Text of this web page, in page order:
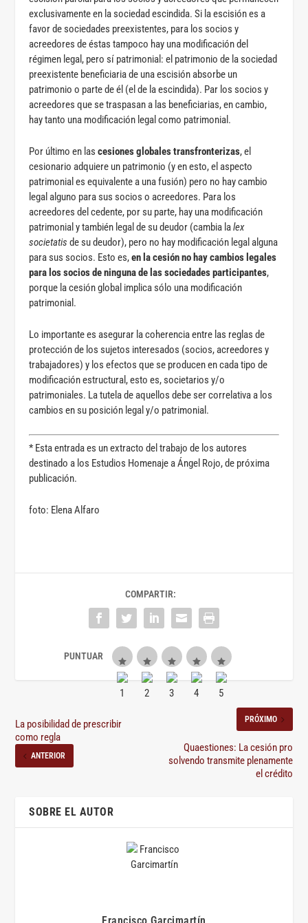
exclusivamente en la sociedad escindida. Si la escisión es a
favor de sociedades preexistentes, para los socios y
acreedores de éstas tampoco hay una modificación del
régimen legal, pero sí patrimonial: el patrimonio de la sociedad
preexistente beneficiaria de una escisión absorbe un
patrimonio o parte de él (el de la escindida). Par los socios y
acreedores que se traspasan a las beneficiarias, en cambio,
hay tanto una modificación legal como patrimonial.
Por último en lascesiones globales transfronterizas, el
cesionario adquiere un patrimonio (y en esto, el aspecto
patrimonial es equivalente a una fusión) pero no hay cambio
legal alguno para sus socios o acreedores. Para los
acreedores del cedente, por su parte, hay una modificación
patrimonial y también legal de su deudor (cambia lalex
societatisde su deudor), pero no hay modificación legal alguna
para sus socios. Esto es,en la cesión no hay cambios legales
para los socios de ninguna de las sociedades participantes,
porque la cesión global implica sólo una modificación
patrimonial.
Lo importante es asegurar la coherencia entre las reglas de
protección de los sujetos interesados (socios, acreedores y
trabajadores) y los efectos que se producen en cada tipo de
modificación estructural, esto es, societarios y/o
patrimoniales. La tutela de aquellos debe ser correlativa a los
cambios en su posición legal y/o patrimonial.
* Esta entrada es un extracto del trabajo de los autores
destinado a los Estudios Homenaje a Ángel Rojo, de próxima
publicación.
foto: Elena Alfaro
COMPARTIR:
La posibilidad de prescribir
como regla
ANTERIOR
PRÓXIMO
Quaestiones: La cesión pro
solvendo transmite plenamente
el crédito
SOBRE EL AUTOR